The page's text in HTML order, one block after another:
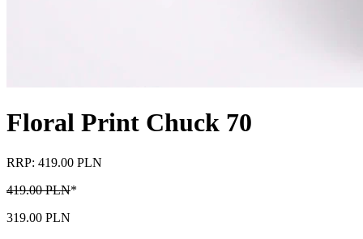
Floral Print Chuck 70
RRP: 419.00 PLN
419.00 PLN*
319.00 PLN